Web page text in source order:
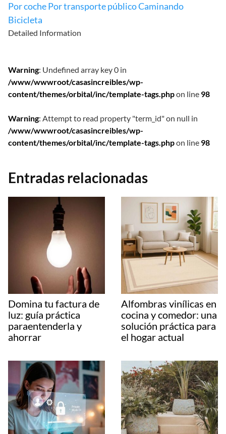
Por cochePor transporte públicoCaminando
Bicicleta
Detailed Information
Warning: Undefined array key 0 in
/www/wwwroot/casasincreibles/wp-
content/themes/orbital/inc/template-tags.phpon line 98
Warning: Attempt to read property "term_id" on null in
/www/wwwroot/casasincreibles/wp-
content/themes/orbital/inc/template-tags.phpon line 98
Entradas relacionadas
Domina tu factura de
luz: guía práctica
paraentenderla y
ahorrar
Alfombras vinílicas en
cocina y comedor: una
solución práctica para
el hogar actual